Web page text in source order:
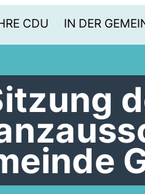
CDU IN DER